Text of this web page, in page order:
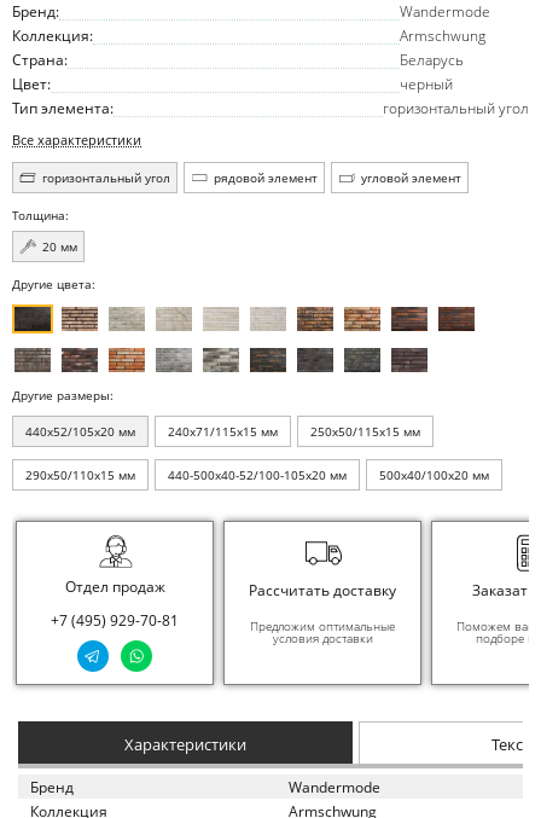
Бренд:
Wandermode
Коллекция:
Armschwung
Страна:
Беларусь
Цвет:
черный
Тип элемента:
горизонтальный угол
Все характеристики
горизонтальный угол рядовой элемент угловой элемент
Толщина:
20 мм
Другие цвета:
Другие размеры:
440x52/105x20 мм 240x71/115x15 мм 250x50/115x15 мм
290x50/110x15 мм 440-500x40-52/100-105x20 мм 500x40/100x20 мм
Отдел продаж
+7 (495) 929-70-81
Рассчитать доставку
Предложим оптимальные
условия доставки
Заказать
Поможем вам
подборе
Характеристики
Бренд
Wandermode
Коллекция
Armschwung